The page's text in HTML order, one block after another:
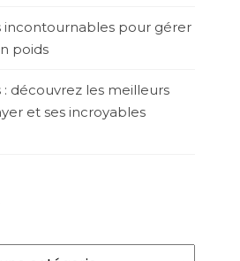
incontournables pour gérer
poids
: découvrez les meilleurs
et ses incroyables